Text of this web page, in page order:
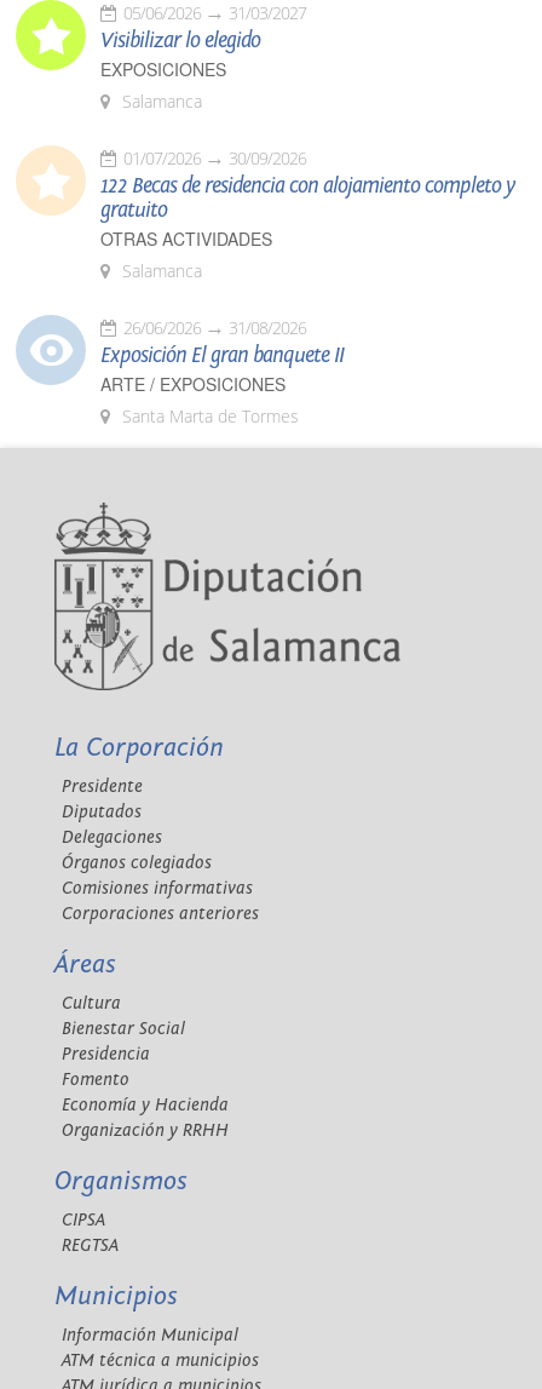
05/06/2026 31/03/2027
Visibilizar lo elegido
EXPOSICIONES
Salamanca
01/07/2026 30/09/2026
122 Becas de residencia con alojamiento completo y
gratuito
OTRAS ACTIVIDADES
Salamanca
26/06/2026 31/08/2026
Exposición El gran banquete II
ARTE / EXPOSICIONES
Santa Marta de Tormes
La Corporación
Presidente
Diputados
Delegaciones
Órganos colegiados
Comisiones informativas
Corporaciones anteriores
Áreas
Cultura
Bienestar Social
Presidencia
Fomento
Economía y Hacienda
Organización y RRHH
Organismos
CIPSA
REGTSA
Municipios
Información Municipal
ATM técnica a municipios